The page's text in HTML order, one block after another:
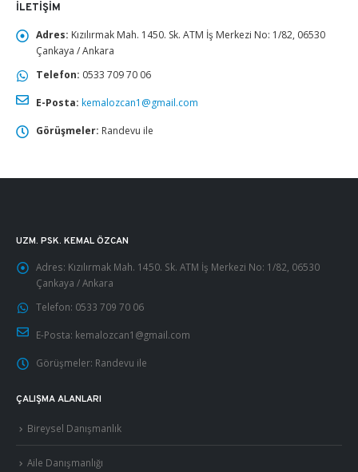
İLETIŞIM
Adres: Kızılırmak Mah. 1450. Sk. ATM İş Merkezi No: 1/82, 06530
Çankaya / Ankara
Telefon: 0533 709 70 06
E-Posta: kemalozcan1@gmail.com
Görüşmeler: Randevu ile
UZM. PSK. KEMAL ÖZCAN
Adres: Kızılırmak Mah. 1450. Sk. ATM İş Merkezi No: 1/82, 06530
Çankaya / Ankara
Telefon: 0533 709 70 06
E-Posta: kemalozcan1@gmail.com
Görüşmeler: Randevu ile
ÇALIŞMA ALANLARI
Bireysel Danışmanlık
Aile Danışmanlığı